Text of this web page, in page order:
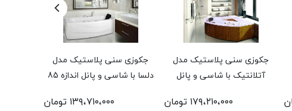
جکوزی سنی پلاستیک مدل
آتلانتیک با شاسی و پانل
۱۷۹،۲۱۰،۰۰۰ تومان
جکوزی سنی پلاستیک مدل
دلسا با شاسی و پانل اندازه 85
۱۳۹،۷۱۰،۰۰۰ تومان